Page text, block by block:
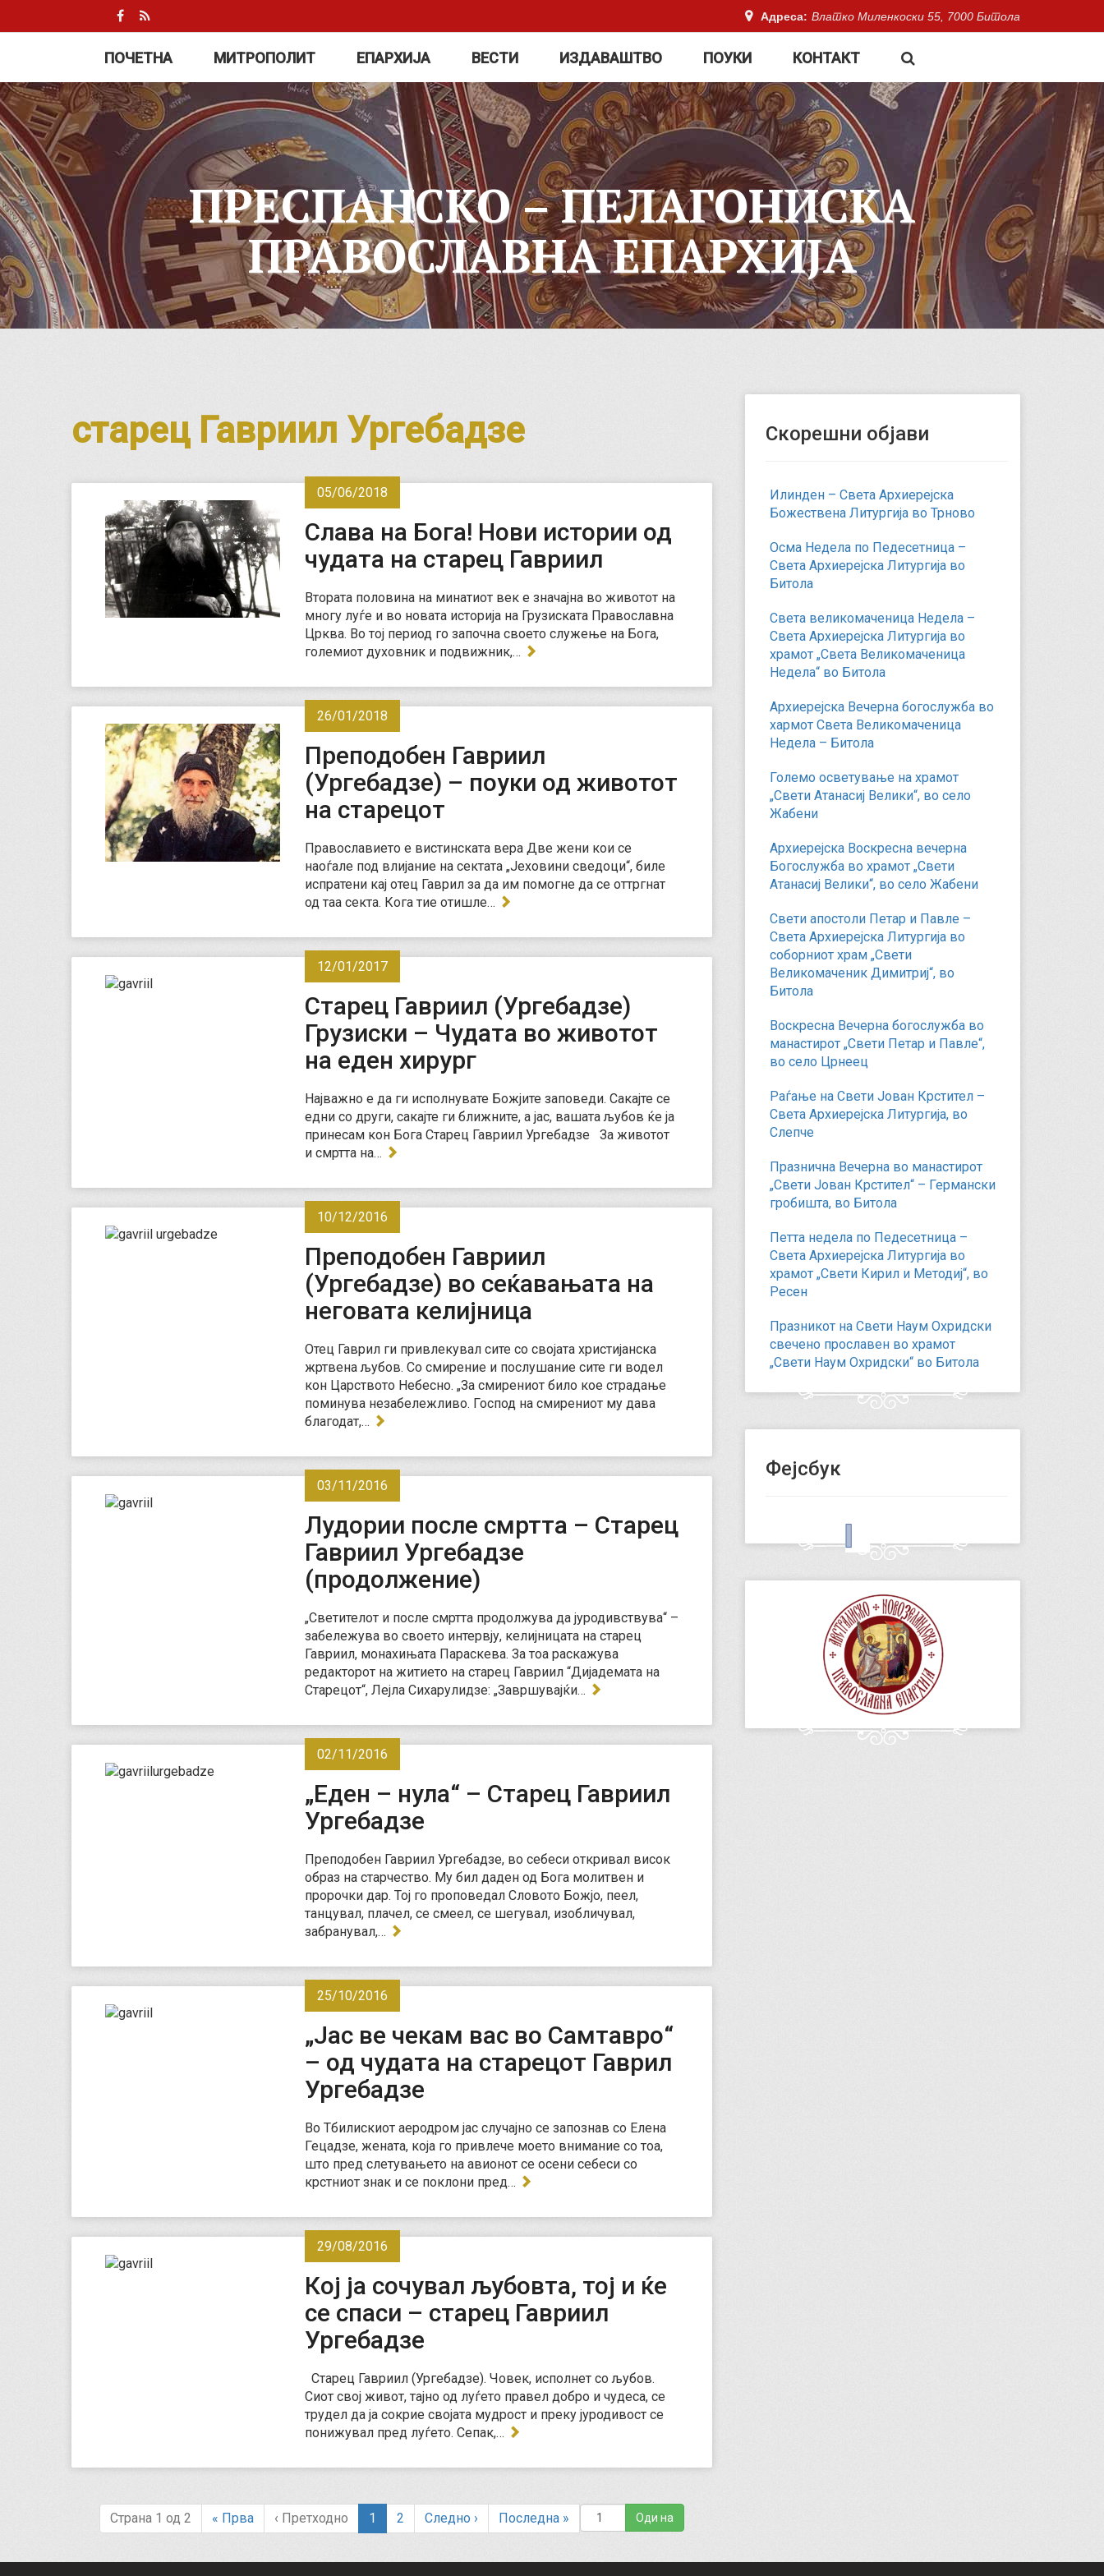
Адреса: Влатко Миленкоски 55, 7000 Битола
ПОЧЕТНА МИТРОПОЛИТ ЕПАРХИЈА ВЕСТИ ИЗДАВАШТВО ПОУКИ КОНТАКТ
ПРЕСПАНСКО – ПЕЛАГОНИСКА
ПРАВОСЛАВНА ЕПАРХИЈА
старец Гавриил Ургебадзе
05/06/2018
Слава на Бога! Нови истории од
чудата на старец Гавриил
Втората половина на минатиот век е значајна во животот на
многу луѓе и во новата историја на Грузиската Православна
Црква. Во тој период го започна своето служење на Бога,
големиот духовник и подвижник,…
26/01/2018
Преподобен Гавриил
(Ургебадзе) – поуки од животот
на старецот
Православието е вистинската вера Две жени кои се
наоѓале под влијание на сектата „Јеховини сведоци“, биле
испратени кај отец Гаврил за да им помогне да се оттргнат
од таа секта. Кога тие отишле…
12/01/2017
Старец Гавриил (Ургебадзе)
Грузиски – Чудата во животот
на еден хирург
Најважно е да ги исполнувате Божјите заповеди. Сакајте се
едни со други, сакајте ги ближните, а јас, вашата љубов ќе ја
принесам кон Бога Старец Гавриил Ургебадзе За животот
и смртта на…
10/12/2016
Преподобен Гавриил
(Ургебадзе) во сеќавањата на
неговата келијница
Отец Гаврил ги привлекувал сите со својата христијанска
жртвена љубов. Со смирение и послушание сите ги водел
кон Царството Небесно. „За смирениот било кое страдање
поминува незабележливо. Господ на смирениот му дава
благодат,…
03/11/2016
Лудории после смртта – Старец
Гавриил Ургебадзе
(продолжение)
„Светителот и после смртта продолжува да јуродивствува“ –
забележува во своето интервју, келијницата на старец
Гавриил, монахињата Параскева. За тоа раскажува
редакторот на житието на старец Гавриил “Дијадемата на
Старецот“, Лејла Сихарулидзе: „Завршувајќи…
02/11/2016
„Еден – нула“ – Старец Гавриил
Ургебадзе
Преподобен Гавриил Ургебадзе, во себеси откривал висок
образ на старчество. Му бил даден од Бога молитвен и
пророчки дар. Тој го проповедал Словото Божјо, пеел,
танцувал, плачел, се смеел, се шегувал, изобличувал,
забранувал,…
25/10/2016
„Јас ве чекам вас во Самтавро“
– од чудата на старецот Гаврил
Ургебадзе
Во Тбилискиот аеродром јас случајно се запознав со Елена
Гецадзе, жената, која го привлече моето внимание со тоа,
што пред слетувањето на авионот се осени себеси со
крстниот знак и се поклони пред…
29/08/2016
Кој ја сочувал љубовта, тој и ќе
се спаси – старец Гавриил
Ургебадзе
Старец Гавриил (Ургебадзе). Човек, исполнет со љубов.
Сиот свој живот, тајно од луѓето правел добро и чудеса, се
трудел да ја сокрие својата мудрост и преку јуродивост се
понижувал пред луѓето. Сепак,…
Страна 1 од 2 « Прва ‹ Претходно 1
c
2 Следно › Последна »
Скорешни објави
Илинден – Света Архиерејска
Божествена Литургија во Трново
Осма Недела по Педесетница –
Света Архиерејска Литургија во
Битола
Света великомаченица Недела –
Света Архиерејска Литургија во
храмот „Света Великомаченица
Недела“ во Битола
Архиерејска Вечерна богослужба во
хармот Света Великомаченица
Недела – Битола
Големо осветување на храмот
„Свети Атанасиј Велики“, во село
Жабени
Архиерејска Воскресна вечерна
Богослужба во храмот „Свети
Атанасиј Велики“, во село Жабени
Свети апостоли Петар и Павле –
Света Архиерејска Литургија во
соборниот храм „Свети
Великомаченик Димитриј“, во
Битола
Воскресна Вечерна богослужба во
манастирот „Свети Петар и Павле“,
во село Црнеец
Раѓање на Свети Јован Крстител –
Света Архиерејска Литургија, во
Слепче
Празнична Вечерна во манастирот
„Свети Јован Крстител“ – Германски
гробишта, во Битола
Петта недела по Педесетница –
Света Архиерејска Литургија во
храмот „Свети Кирил и Методиј“, во
Ресен
Празникот на Свети Наум Охридски
свечено прославен во храмот
„Свети Наум Охридски“ во Битола
Фејсбук